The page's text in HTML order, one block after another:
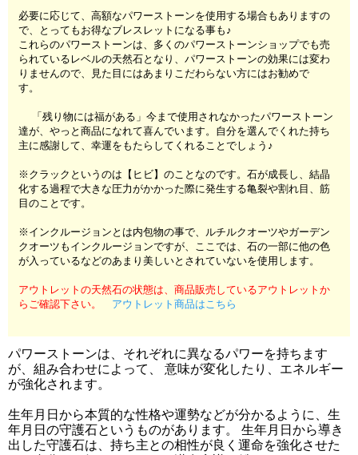
必要に応じて、高額なパワーストーンを使用する場合もありますの
で、とってもお得なブレスレットになる事も♪
これらのパワーストーンは、多くのパワーストーンショップでも売
られているレベルの天然石となり、パワーストーンの効果には変わ
りませんので、見た目にはあまりこだわらない方にはお勧めで
す。
「残り物には福がある」今まで使用されなかったパワーストーン
達が、やっと商品になれて喜んでいます。自分を選んでくれた持ち
主に感謝して、幸運をもたらしてくれることでしょう♪
※クラックというのは【ヒビ】のことなのです。石が成長し、結晶
化する過程で大きな圧力がかかった際に発生する亀裂や割れ目、筋
目のことです。
※インクルージョンとは内包物の事で、ルチルクオーツやガーデン
クオーツもインクルージョンですが、ここでは、石の一部に他の色
が入っているなどのあまり美しいとされていないを使用します。
アウトレットの天然石の状態は、商品販売しているアウトレットか
らご確認下さい。
アウトレット商品はこちら
パワーストーンは、それぞれに異なるパワーを持ちます
が、組み合わせによって、 意味が変化したり、エネルギー
が強化されます。
生年月日から本質的な性格や運勢などが分かるように、生
年月日の守護石というものがあります。 生年月日から導き
出した守護石は、持ち主との相性が良く運命を強化させた